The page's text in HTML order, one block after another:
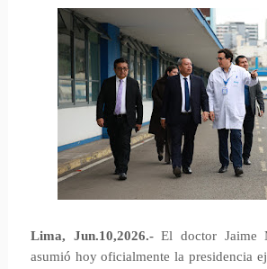
Lima, Jun.10,2026.-El doctor Jaime
asumió hoy oficialmente la presidencia